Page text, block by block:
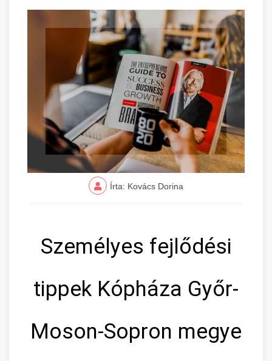
Írta: Kovács Dorina
Személyes fejlődési
tippek Kópháza Győr-
Moson-Sopron megye